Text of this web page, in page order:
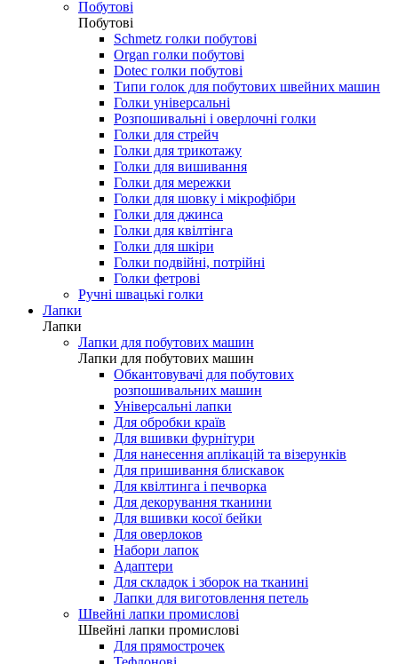
Побутові
Побутові
Schmetz голки побутові
Organ голки побутові
Dotec голки побутові
Типи голок для побутових швейних машин
Голки універсальні
Розпошивальні і оверлочні голки
Голки для стрейч
Голки для трикотажу
Голки для вишивання
Голки для мережки
Голки для шовку і мікрофібри
Голки для джинса
Голки для квілтінга
Голки для шкіри
Голки подвійні, потрійні
Голки фетрові
Ручні швацькі голки
Лапки
Лапки
Лапки для побутових машин
Лапки для побутових машин
Обкантовувачі для побутових
розпошивальних машин
Універсальні лапки
Для обробки країв
Для вшивки фурнітури
Для нанесення аплікацій та візерунків
Для пришивання блискавок
Для квілтинга і печворка
Для декорування тканини
Для вшивки косої бейки
Для оверлоков
Набори лапок
Адаптери
Для складок і зборок на тканині
Лапки для виготовлення петель
Швейні лапки промислові
Швейні лапки промислові
Для прямострочек